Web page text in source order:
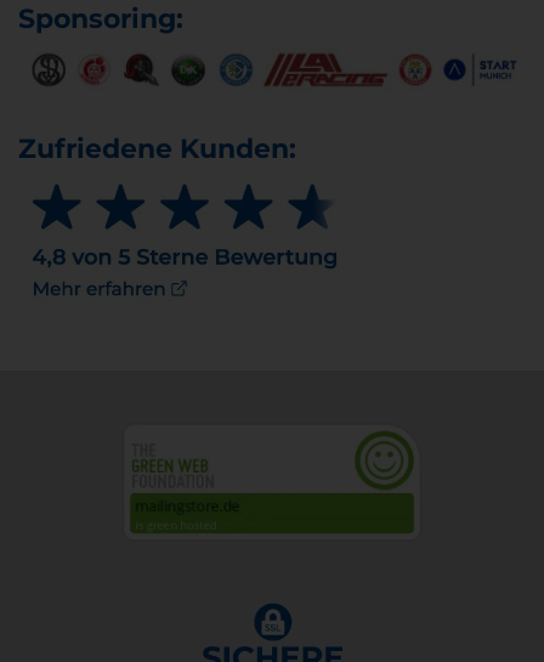
Sponsoring:
Zufriedene Kunden: